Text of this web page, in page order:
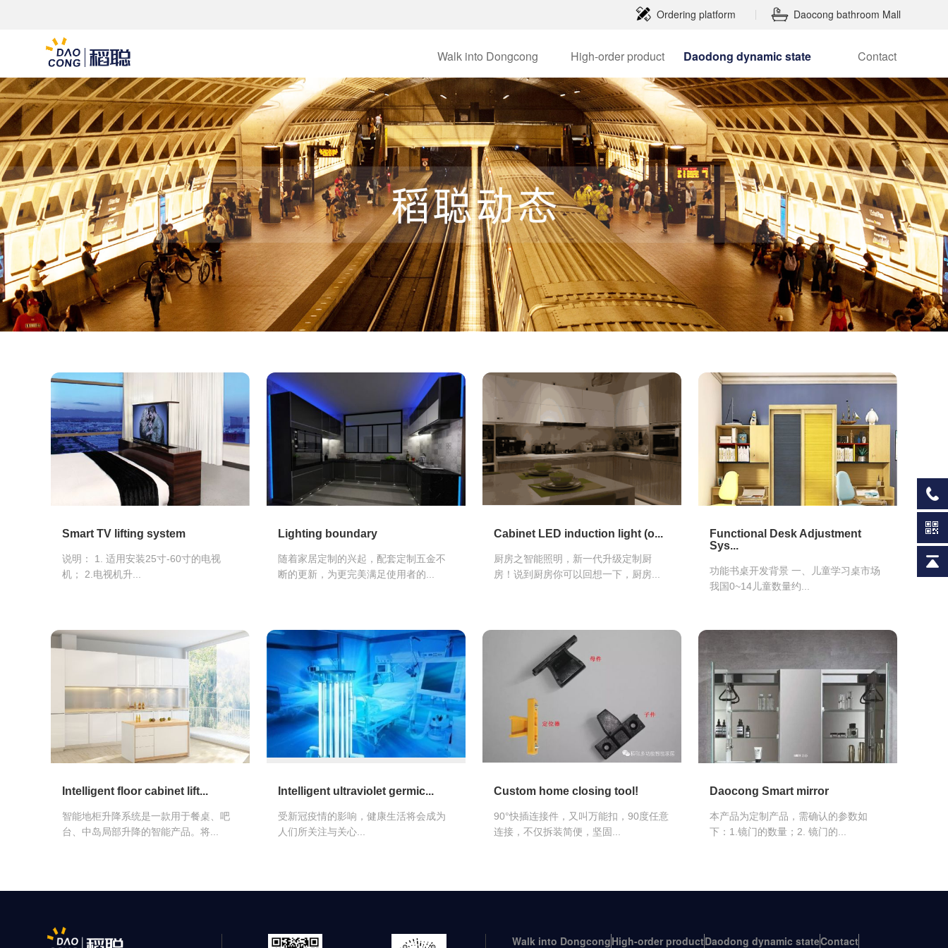
Ordering platform Daocong bathroom Mall
|
Walk into Dongcong High-order product Daodong dynamic state Contact
Smart TV lifting system
说明： 1. 适用安装25寸-60寸的电视
机； 2.电视机升...
Lighting boundary
随着家居定制的兴起，配套定制五金不
断的更新，为更完美满足使用者的...
Cabinet LED induction light (o...
厨房之智能照明，新一代升级定制厨
房！说到厨房你可以回想一下，厨房...
Functional Desk Adjustment
Sys...
功能书桌开发背景 一、儿童学习桌市场
我国0~14儿童数量约...
Intelligent floor cabinet lift...
智能地柜升降系统是一款用于餐桌、吧
台、中岛局部升降的智能产品。将...
Intelligent ultraviolet germic...
受新冠疫情的影响，健康生活将会成为
人们所关注与关心...
Custom home closing tool!
90°快插连接件，又叫万能扣，90度任意
连接，不仅拆装简便，坚固...
Daocong Smart mirror
本产品为定制产品，需确认的参数如
下：1.镜门的数量；2. 镜门的...
Walk into DongcongHigh-order productDaodong dynamic stateContact